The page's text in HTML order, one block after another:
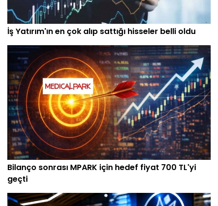
İş Yatırım'ın en çok alıp sattığı hisseler belli oldu
Bilanço sonrası MPARK için hedef fiyat 700 TL'yi
geçti